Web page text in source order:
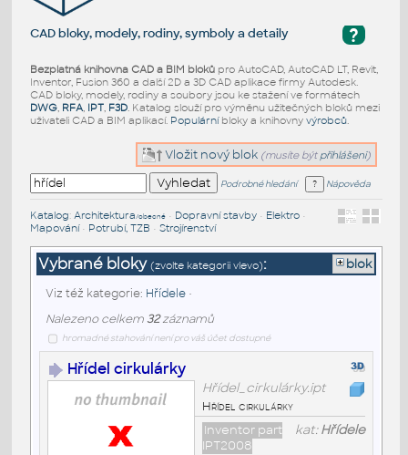
?
CAD bloky, modely, rodiny, symboly a detaily
Bezplatná knihovna CAD a BIM blokůpro AutoCAD, AutoCAD LT, Revit,
Inventor, Fusion 360 a další 2D a 3D CAD aplikace firmy Autodesk.
CAD bloky, modely, rodiny a soubory jsou ke stažení ve formátech
DWG, RFA, IPT, F3D. Katalog slouží pro výměnu užitečných bloků mezi
uživateli CAD a BIM aplikací. Populárníbloky a knihovny výrobců.
Vložit nový blok (musíte být přihlášeni)
Podrobné hledání Nápověda
Katalog: Architektura/obecné• Dopravní stavby• Elektro•
Mapování• Potrubí, TZB • Strojírenství
Vybrané bloky (zvolte kategorii vlevo): blok
Viz též kategorie: Hřídele•
Nalezeno celkem 32záznamů
hromadné stahování není pro váš účet dostupné
Hřídel cirkulárky
Hřídel_cirkulárky.ipt
Hřídel cirkulárky
kat:Hřídele
Inventor part
IPT2008